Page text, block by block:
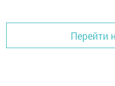
Перейти